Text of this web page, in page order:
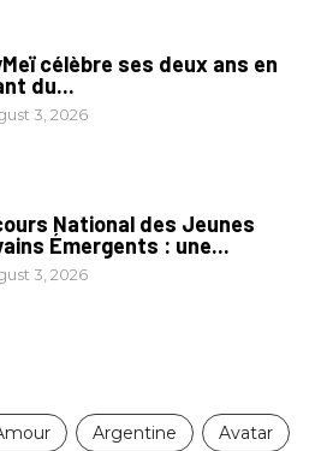
célèbre ses deux ans en
du...
3, 2026
National des Jeunes
Émergents : une...
3, 2026
Argentine Avatar